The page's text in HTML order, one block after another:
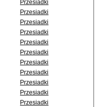
Przesiadki
Przesiadki
Przesiadki
Przesiadki
Przesiadki
Przesiadki
Przesiadki
Przesiadki
Przesiadki
Przesiadki
Przesiadki